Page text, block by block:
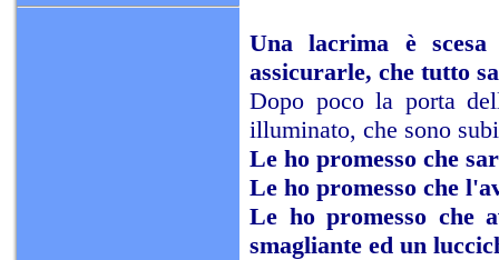
Una lacrima è
assicurarle, che tutto
Dopo poco la porta
illuminato, che sono
Le ho promesso che
Le ho promesso che
Le ho promesso che
smagliante ed un